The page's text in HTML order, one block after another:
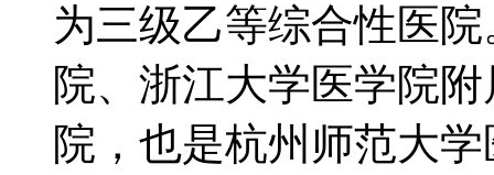
为三级乙等综合性医
院、浙江大学医学院
院，也是杭州师范大